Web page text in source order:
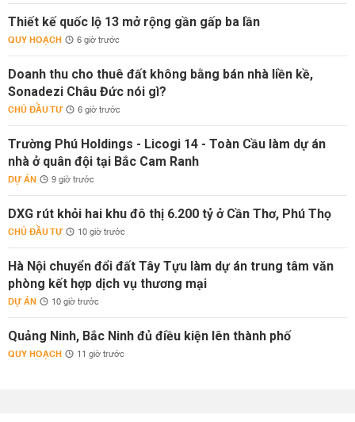
Thiết kế quốc lộ 13 mở rộng gần gấp ba lần
QUY HOẠCH 6 giờ trước
Doanh thu cho thuê đất không bằng bán nhà liền kề,
Sonadezi Châu Đức nói gì?
CHỦ ĐẦU TƯ 6 giờ trước
Trường Phú Holdings - Licogi 14 - Toàn Cầu làm dự án
nhà ở quân đội tại Bắc Cam Ranh
DỰ ÁN 9 giờ trước
DXG rút khỏi hai khu đô thị 6.200 tỷ ở Cần Thơ, Phú Thọ
CHỦ ĐẦU TƯ 10 giờ trước
Hà Nội chuyển đổi đất Tây Tựu làm dự án trung tâm văn
phòng kết hợp dịch vụ thương mại
DỰ ÁN 10 giờ trước
Quảng Ninh, Bắc Ninh đủ điều kiện lên thành phố
QUY HOẠCH 11 giờ trước